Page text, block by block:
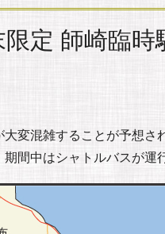
限定 師崎臨
変混雑することが予想
間中はシャトルバスが運